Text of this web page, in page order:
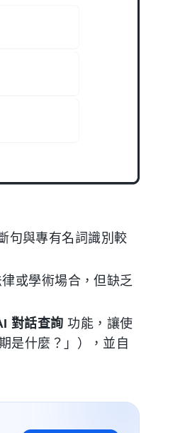
句與專有名詞識別較
或學術場合，但缺乏
對話查詢 功能，讓使
是什麼？」），並自